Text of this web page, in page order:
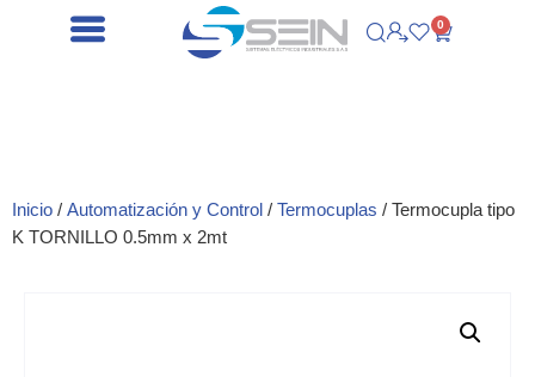
0
Inicio / Automatización y Control / Termocuplas / Termocupla tipo
K TORNILLO 0.5mm x 2mt